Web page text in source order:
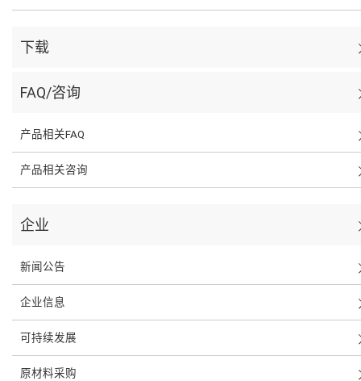
下载
FAQ/咨询
产品相关FAQ
产品相关咨询
企业
新闻公告
企业信息
可持续发展
原材料采购